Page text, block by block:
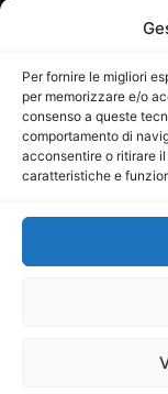
Per fornire le migliori
per memorizzare e/o
consenso a queste
comportamento di
acconsentire o ritirare
caratteristiche e
Direttore
Direttore
Mercurio
iscritta al
Sito gestito da